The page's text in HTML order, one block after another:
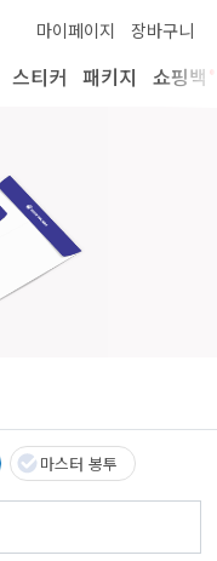
마이페이지 장바구니
스티커 패키지 쇼핑백•
마스터 봉투